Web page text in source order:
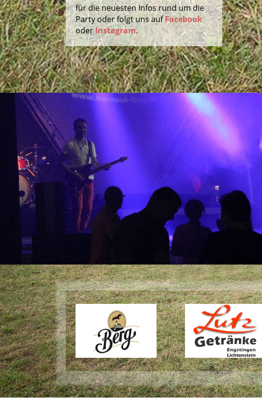
für die neuesten Infos rund um die
Party oder folgt uns aufFacebook
oder Instagram.